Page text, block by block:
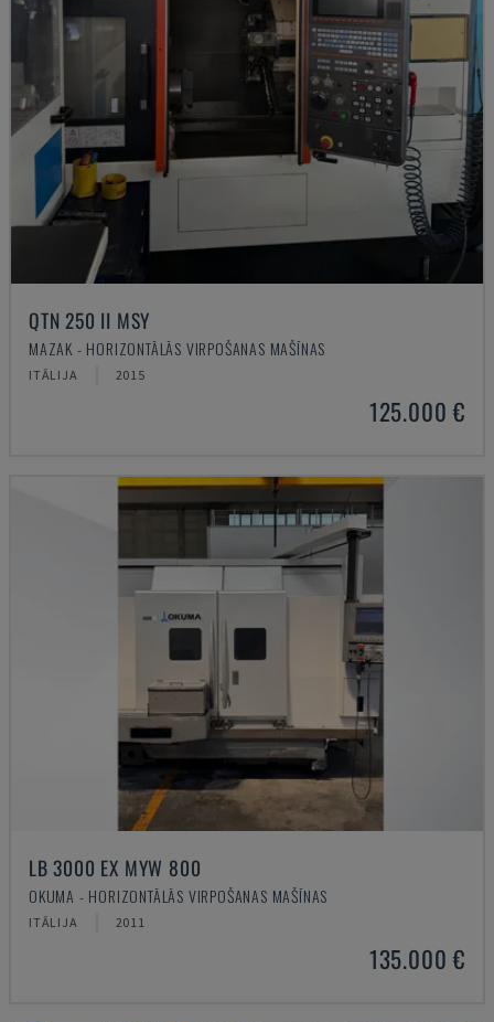
QTN 250 II MSY
MAZAK - HORIZONTĀLĀS VIRPOŠANAS MAŠĪNAS
ITĀLIJA 2015
125.000 €
LB 3000 EX MYW 800
OKUMA - HORIZONTĀLĀS VIRPOŠANAS MAŠĪNAS
ITĀLIJA 2011
135.000 €